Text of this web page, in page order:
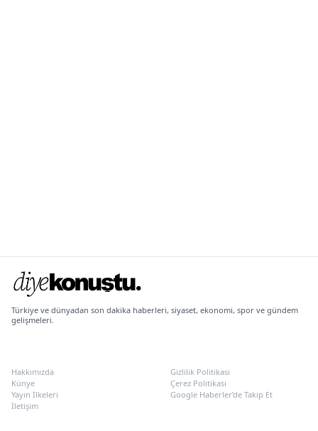
Türkiye ve dünyadan son dakika haberleri, siyaset, ekonomi, spor ve gündem
gelişmeleri.
Hakkımızda
Künye
Yayın İlkeleri
İletişim
Gizlilik Politikası
Çerez Politikası
Google Haberler’de Takip Et